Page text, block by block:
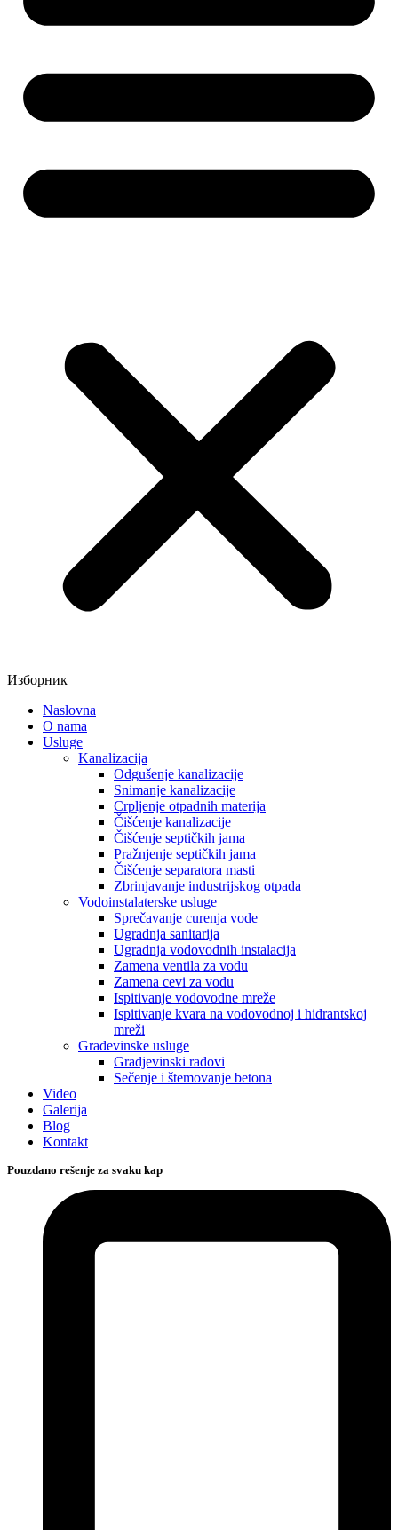
Изборник
Naslovna
O nama
Usluge
Kanalizacija
Odgušenje kanalizacije
Snimanje kanalizacije
Crpljenje otpadnih materija
Čišćenje kanalizacije
Čišćenje septičkih jama
Pražnjenje septičkih jama
Čišćenje separatora masti
Zbrinjavanje industrijskog otpada
Vodoinstalaterske usluge
Sprečavanje curenja vode
Ugradnja sanitarija
Ugradnja vodovodnih instalacija
Zamena ventila za vodu
Zamena cevi za vodu
Ispitivanje vodovodne mreže
Ispitivanje kvara na vodovodnoj i hidrantskoj
mreži
Građevinske usluge
Gradjevinski radovi
Sečenje i štemovanje betona
Video
Galerija
Blog
Kontakt
Pouzdano rešenje za svaku kap